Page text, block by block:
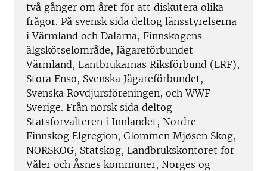
två gånger om året för att diskutera olika
frågor. På svensk sida deltog länsstyrelserna
i Värmland och Dalarna, Finnskogens
älgskötselområde, Jägareförbundet
Värmland, Lantbrukarnas Riksförbund (LRF),
Stora Enso, Svenska Jägareförbundet,
Svenska Rovdjursföreningen, och WWF
Sverige. Från norsk sida deltog
Statsforvalteren i Innlandet, Nordre
Finnskog Elgregion, Glommen Mjøsen Skog,
NORSKOG, Statskog, Landbrukskontoret for
Våler och Åsnes kommuner, Norges og